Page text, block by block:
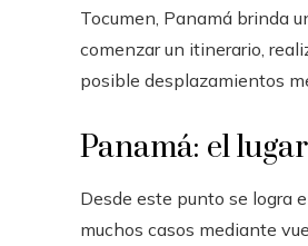
Tocumen, Panamá brinda
comenzar un itinerario,
posible desplazamientos
Panamá: el
Desde este punto se logra
muchos casos mediante